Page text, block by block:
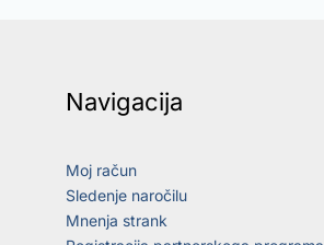
Navigacija
Moj račun
Sledenje naročilu
Mnenja strank